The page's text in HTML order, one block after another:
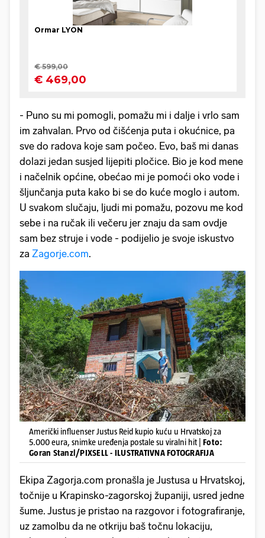
- Puno su mi pomogli, pomažu mi i dalje i vrlo sam
im zahvalan. Prvo od čišćenja puta i okućnice, pa
sve do radova koje sam počeo. Evo, baš mi danas
dolazi jedan susjed lijepiti pločice. Bio je kod mene
i načelnik općine, obećao mi je pomoći oko vode i
šljunčanja puta kako bi se do kuće moglo i autom.
U svakom slučaju, ljudi mi pomažu, pozovu me kod
sebe i na ručak ili večeru jer znaju da sam ovdje
sam bez struje i vode - podijelio je svoje iskustvo
za Zagorje.com.
Američki influenser Justus Reid kupio kuću u Hrvatskoj za
5.000 eura, snimke uređenja postale su viralni hit | Foto:
Goran Stanzl/PIXSELL - ILUSTRATIVNA FOTOGRAFIJA
Ekipa Zagorja.com pronašla je Justusa u Hrvatskoj,
točnije u Krapinsko-zagorskoj županiji, usred jedne
šume. Justus je pristao na razgovor i fotografiranje,
uz zamolbu da ne otkriju baš točnu lokaciju,